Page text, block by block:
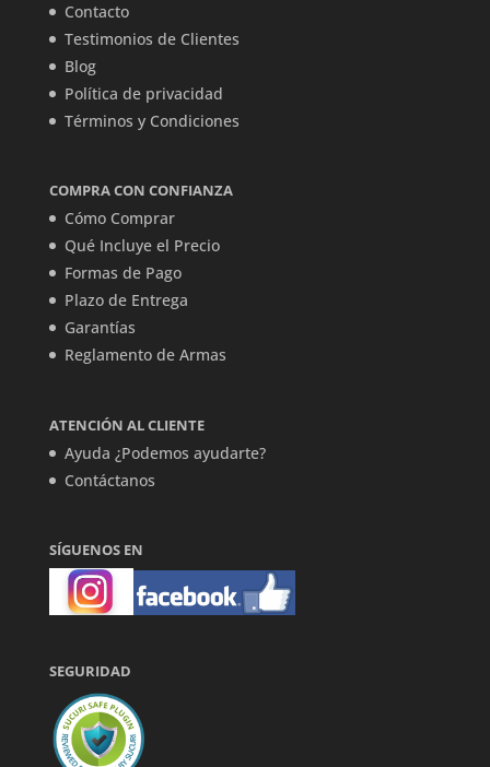
Contacto
Testimonios de Clientes
Blog
Política de privacidad
Términos y Condiciones
COMPRA CON CONFIANZA
Cómo Comprar
Qué Incluye el Precio
Formas de Pago
Plazo de Entrega
Garantías
Reglamento de Armas
ATENCIÓN AL CLIENTE
Ayuda ¿Podemos ayudarte?
Contáctanos
SÍGUENOS EN
SEGURIDAD